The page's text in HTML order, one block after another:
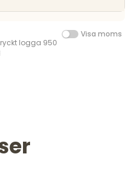
logga 950
Visa moms